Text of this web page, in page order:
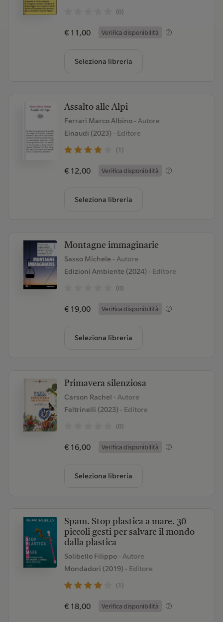
(0)
€ 11,00 Verifica disponibilità
Seleziona libreria
Assalto alle Alpi
Ferrari Marco Albino - Autore
Einaudi (2023)- Editore
(1)
€ 12,00 Verifica disponibilità
Seleziona libreria
Montagne immaginarie
Sasso Michele - Autore
Edizioni Ambiente (2024)- Editore
(0)
€ 19,00 Verifica disponibilità
Seleziona libreria
Primavera silenziosa
Carson Rachel - Autore
Feltrinelli (2023)- Editore
(0)
€ 16,00 Verifica disponibilità
Seleziona libreria
Spam. Stop plastica a mare. 30
piccoli gesti per salvare il mondo
dalla plastica
Solibello Filippo - Autore
Mondadori (2019)- Editore
(1)
€ 18,00 Verifica disponibilità